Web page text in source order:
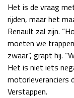
Het is de vraag
rijden, maar het
Renault zal zijn.
moeten we
zwaar”, grapt hij.
Het is niet iets
motorleveranciers
Verstappen.